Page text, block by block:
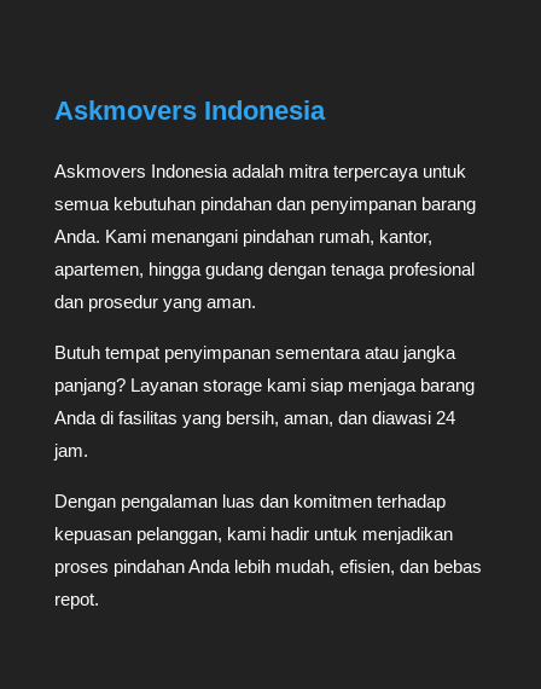
Askmovers Indonesia
Askmovers Indonesia adalah mitra terpercaya untuk
semua kebutuhan pindahan dan penyimpanan barang
Anda. Kami menangani pindahan rumah, kantor,
apartemen, hingga gudang dengan tenaga profesional
dan prosedur yang aman.
Butuh tempat penyimpanan sementara atau jangka
panjang? Layanan storage kami siap menjaga barang
Anda di fasilitas yang bersih, aman, dan diawasi 24
jam.
Dengan pengalaman luas dan komitmen terhadap
kepuasan pelanggan, kami hadir untuk menjadikan
proses pindahan Anda lebih mudah, efisien, dan bebas
repot.